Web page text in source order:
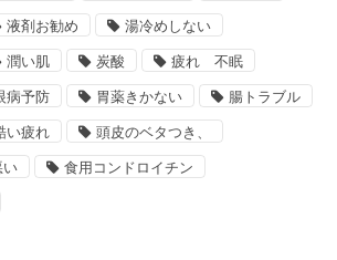
液剤お勧め 湯冷めしない
潤い肌 炭酸 疲れ 不眠
病予防 胃薬きかない 腸トラブル
い疲れ 頭皮のベタつき、
い 食用コンドロイチン